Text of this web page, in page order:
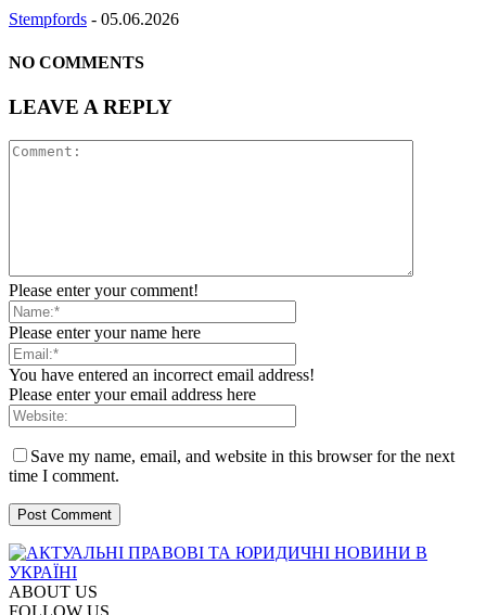
Stempfords - 05.06.2026
NO COMMENTS
LEAVE A REPLY
Please enter your comment!
Please enter your name here
You have entered an incorrect email address!
Please enter your email address here
Save my name, email, and website in this browser for the next
time I comment.
ABOUT US
FOLLOW US